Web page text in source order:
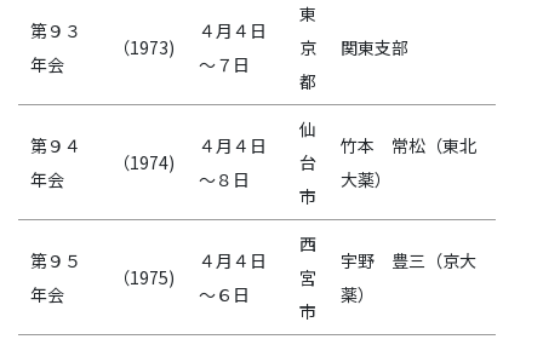
第９３
年会
（1973)
４月４日
～７日
東
京
都
関東支部
第９４
年会
（1974)
４月４日
～８日
仙
台
市
竹本 常松（東北
大薬）
第９５
年会
（1975)
４月４日
～６日
西
宮
市
宇野 豊三（京大
薬）